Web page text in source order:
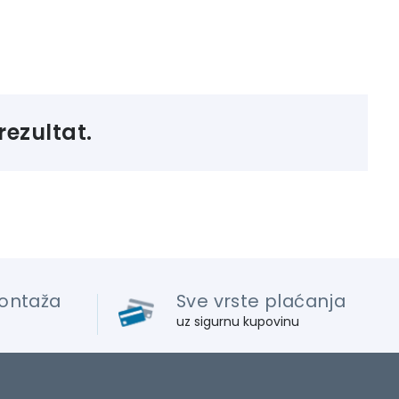
Sve vrste plaćanja
uz sigurnu kupovinu